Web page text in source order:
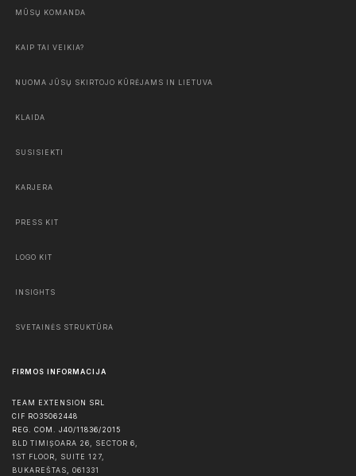
MŪSŲ KOMANDA
KAIP TAI VEIKIA?
NUOMA JŪSŲ SKIRTOJO KŪRĖJAMS IN LIETUVA
KLAIDA
SUSISIEKTI
KARJERA
PRESS KIT
LOGO KIT
INSIGHTS
SVETAINĖS STRUKTŪRA
FIRMOS INFORMACIJA
TEAM EXTENSION SRL
CIF RO35062448
REG. COM. J40/11836/2015
BLD TIMIȘOARA 26, SECTOR 6,
1ST FLOOR, SUITE 127,
BUKAREŠTAS, 061331